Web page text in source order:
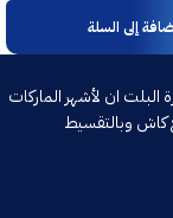
إلى السلة
ان لأشهر الماركات
كاش وبالتقسيط